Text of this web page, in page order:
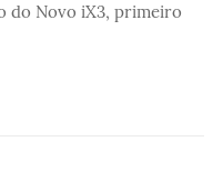
do Novo iX3, primeiro